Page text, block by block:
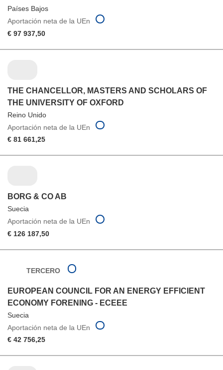
Países Bajos
Aportación neta de la UEn
€ 97 937,50
THE CHANCELLOR, MASTERS AND SCHOLARS OF
THE UNIVERSITY OF OXFORD
Reino Unido
Aportación neta de la UEn
€ 81 661,25
BORG & CO AB
Suecia
Aportación neta de la UEn
€ 126 187,50
TERCERO
EUROPEAN COUNCIL FOR AN ENERGY EFFICIENT
ECONOMY FORENING - ECEEE
Suecia
Aportación neta de la UEn
€ 42 756,25